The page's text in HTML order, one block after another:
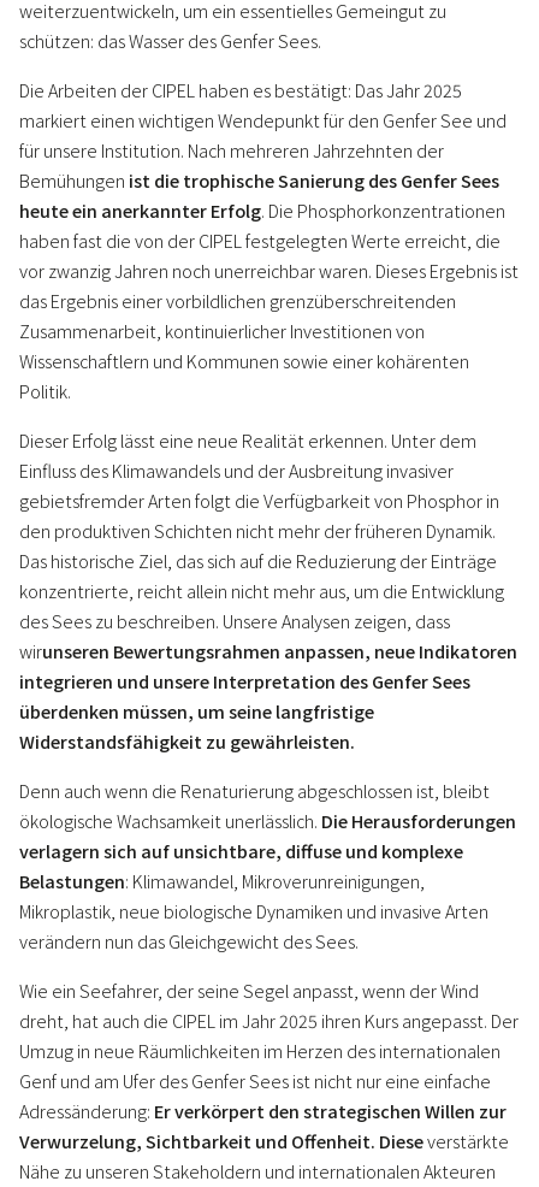
weiterzuentwickeln, um ein essentielles Gemeingut zu
schützen: das Wasser des Genfer Sees.
Die Arbeiten der CIPEL haben es bestätigt: Das Jahr 2025
markiert einen wichtigen Wendepunkt für den Genfer See und
für unsere Institution. Nach mehreren Jahrzehnten der
Bemühungen ist die trophische Sanierung des Genfer Sees
heute ein anerkannter Erfolg. Die Phosphorkonzentrationen
haben fast die von der CIPEL festgelegten Werte erreicht, die
vor zwanzig Jahren noch unerreichbar waren. Dieses Ergebnis ist
das Ergebnis einer vorbildlichen grenzüberschreitenden
Zusammenarbeit, kontinuierlicher Investitionen von
Wissenschaftlern und Kommunen sowie einer kohärenten
Politik.
Dieser Erfolg lässt eine neue Realität erkennen. Unter dem
Einfluss des Klimawandels und der Ausbreitung invasiver
gebietsfremder Arten folgt die Verfügbarkeit von Phosphor in
den produktiven Schichten nicht mehr der früheren Dynamik.
Das historische Ziel, das sich auf die Reduzierung der Einträge
konzentrierte, reicht allein nicht mehr aus, um die Entwicklung
des Sees zu beschreiben. Unsere Analysen zeigen, dass
wirunseren Bewertungsrahmen anpassen, neue Indikatoren
integrieren und unsere Interpretation des Genfer Sees
überdenken müssen, um seine langfristige
Widerstandsfähigkeit zu gewährleisten.
Denn auch wenn die Renaturierung abgeschlossen ist, bleibt
ökologische Wachsamkeit unerlässlich. Die Herausforderungen
verlagern sich auf unsichtbare, diffuse und komplexe
Belastungen: Klimawandel, Mikroverunreinigungen,
Mikroplastik, neue biologische Dynamiken und invasive Arten
verändern nun das Gleichgewicht des Sees.
Wie ein Seefahrer, der seine Segel anpasst, wenn der Wind
dreht, hat auch die CIPEL im Jahr 2025 ihren Kurs angepasst. Der
Umzug in neue Räumlichkeiten im Herzen des internationalen
Genf und am Ufer des Genfer Sees ist nicht nur eine einfache
Adressänderung: Er verkörpert den strategischen Willen zur
Verwurzelung, Sichtbarkeit und Offenheit. Dieseverstärkte
Nähe zu unseren Stakeholdern und internationalen Akteuren